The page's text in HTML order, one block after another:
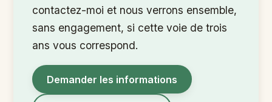
contactez-moi et nous verrons ensemble,
sans engagement, si cette voie de trois
ans vous correspond.
Demander les informations